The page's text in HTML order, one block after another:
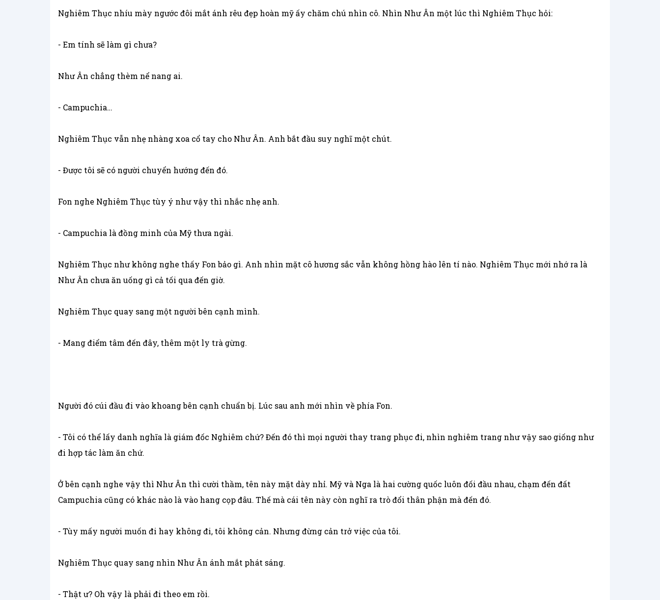
Nghiêm Thục nhíu mày ngước đôi mắt ánh rêu đẹp hoàn mỹ ấy chăm chú nhìn cô. Nhìn Như Ân một lúc thì Nghiêm Thục hỏi:
- Em tính sẽ làm gì chưa?
Như Ân chẳng thèm nể nang ai.
- Campuchia…
Nghiêm Thục vẫn nhẹ nhàng xoa cổ tay cho Như Ân. Anh bắt đầu suy nghĩ một chút.
- Được tôi sẽ có người chuyển hướng đến đó.
Fon nghe Nghiêm Thục tùy ý như vậy thì nhắc nhẹ anh.
- Campuchia là đồng minh của Mỹ thưa ngài.
Nghiêm Thục như không nghe thấy Fon bảo gì. Anh nhìn mặt cô hương sắc vẫn không hồng hào lên tí nào. Nghiêm Thục mới nhớ ra là
Như Ân chưa ăn uống gì cả tối qua đến giờ.
Nghiêm Thục quay sang một người bên cạnh mình.
- Mang điểm tâm đến đây, thêm một ly trà gừng.
Người đó cúi đầu đi vào khoang bên cạnh chuẩn bị. Lúc sau anh mới nhìn về phía Fon.
- Tôi có thể lấy danh nghĩa là giám đốc Nghiêm chứ? Đến đó thì mọi người thay trang phục đi, nhìn nghiêm trang như vậy sao giống như
đi hợp tác làm ăn chứ.
Ở bên cạnh nghe vậy thì Như Ân thì cười thầm, tên này mặt dày nhỉ. Mỹ và Nga là hai cường quốc luôn đối đầu nhau, chạm đến đất
Campuchia cũng có khác nào là vào hang cọp đâu. Thế mà cái tên này còn nghĩ ra trò đổi thân phận mà đến đó.
- Tùy mấy người muốn đi hay không đi, tôi không cản. Nhưng đừng cản trở việc của tôi.
Nghiêm Thục quay sang nhìn Như Ân ánh mắt phát sáng.
- Thật ư? Oh vậy là phải đi theo em rồi.